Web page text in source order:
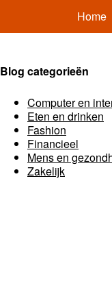
Home
Blog categorieën
Computer en
Eten en drinken
Fashion
Financieel
Mens en
Zakelijk